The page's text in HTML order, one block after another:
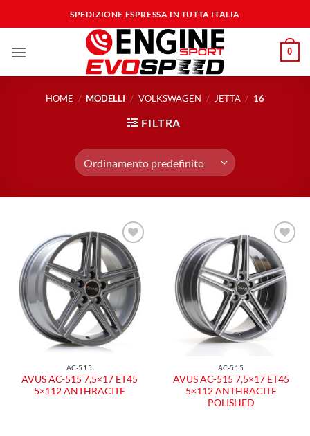
ai
SPEDIZIONE ESPRESSA IN TUTTA ITALIA
0
HOME / MODELLI / VOLKSWAGEN / JETTA / 16
FILTRA
Aggiungi
alla lista
dei
desideri
AC-515
AVUS AC-515 7,5×17 ET45
5×112 ANTHRACITE
Aggiungi
alla lista
dei
desideri
AC-515
AVUS AC-515 7,5×17 ET45
5×112 ANTHRACITE
POLISHED